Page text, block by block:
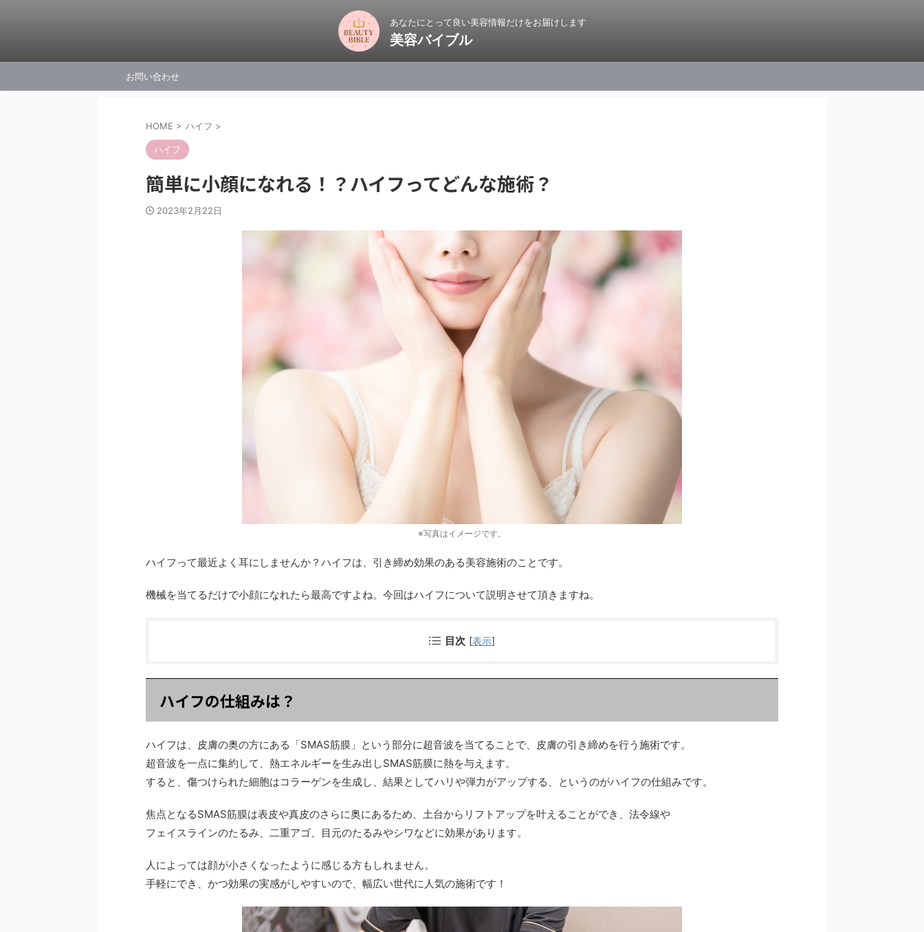
あなたにとって良い美容情報だけをお届けします
美容バイブル
お問い合わせ
HOME > ハイフ >
ハイフ
簡単に小顔になれる！？ハイフってどんな施術？
2023年2月22日
※写真はイメージです。
ハイフって最近よく耳にしませんか？ハイフは、引き締め効果のある美容施術のことです。
機械を当てるだけで小顔になれたら最高ですよね。今回はハイフについて説明させて頂きますね。
目次 [表示]
ハイフの仕組みは？
ハイフは、皮膚の奥の方にある「SMAS筋膜」という部分に超音波を当てることで、皮膚の引き締めを行う施術です。
超音波を一点に集約して、熱エネルギーを生み出しSMAS筋膜に熱を与えます。
すると、傷つけられた細胞はコラーゲンを生成し、結果としてハリや弾力がアップする、というのがハイフの仕組みです。
焦点となるSMAS筋膜は表皮や真皮のさらに奥にあるため、土台からリフトアップを叶えることができ、法令線や
フェイスラインのたるみ、二重アゴ、目元のたるみやシワなどに効果があります。
人によっては顔が小さくなったように感じる方もしれません。
手軽にでき、かつ効果の実感がしやすいので、幅広い世代に人気の施術です！